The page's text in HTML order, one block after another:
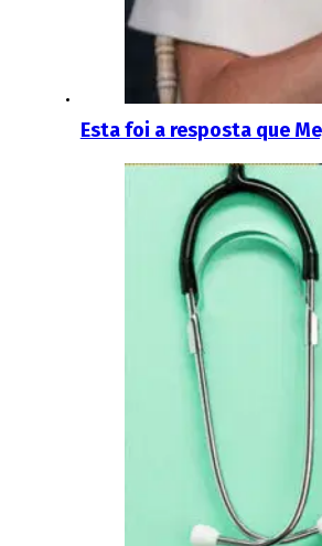
Esta foi a resposta que